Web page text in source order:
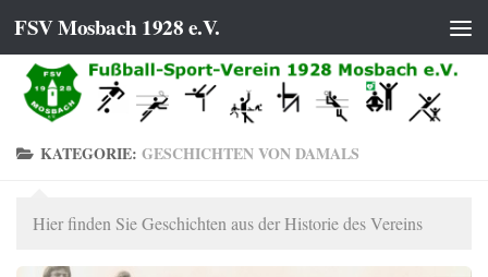
Zum Inhalt springen
FSV Mosbach 1928 e.V.
KATEGORIE: GESCHICHTEN VON DAMALS
Hier finden Sie Geschichten aus der Historie des Vereins